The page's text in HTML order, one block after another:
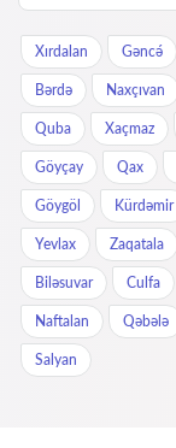
Xırdalan Gəncə́
Bərdə Naxçıvan
Quba Xaçmaz
Göyçay Qax
Göygöl Kürdəmir
Yevlax Zaqatala
Biləsuvar Culfa
Naftalan Qəbələ
Salyan